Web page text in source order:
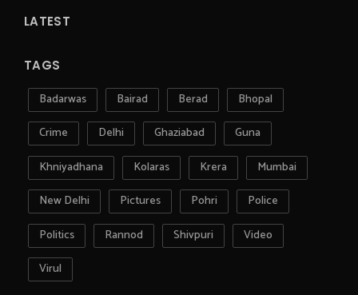
LATEST
TAGS
Badarwas Bairad Berad
Bhopal
Crime
Delhi Ghaziabad
Guna
Khniyadhana
Kolaras Krera
Mumbai
New Delhi
Pictures Pohri
Police
Politics
Rannod Shivpuri
Video
Virul